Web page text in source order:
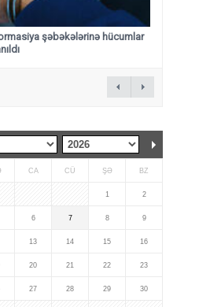
şəbəkələrinə hücumlar
CA CÜ ŞƏ BZ
1 2
6 7 8 9
13 14 15 16
20 21 22 23
27 28 29 30